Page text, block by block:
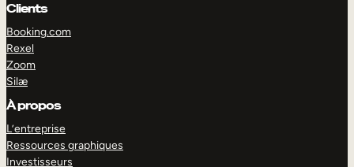
Clients
Booking.com
Rexel
Zoom
Silæ
À propos
L’entreprise
Ressources graphiques
Investisseurs